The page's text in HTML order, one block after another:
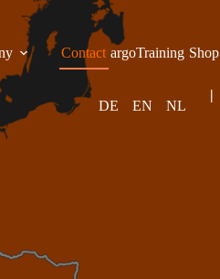
Contact argoTraining Shop
DE EN NL
|